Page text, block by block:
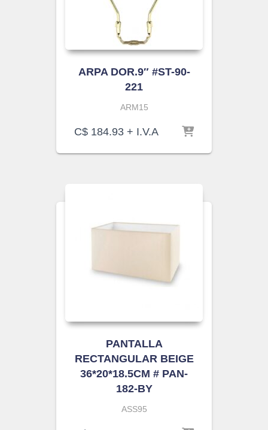
ARPA DOR.9″ #ST-90-
221
ARM15
C$ 184.93 + I.V.A
PANTALLA
RECTANGULAR BEIGE
36*20*18.5CM # PAN-
182-BY
ASS95